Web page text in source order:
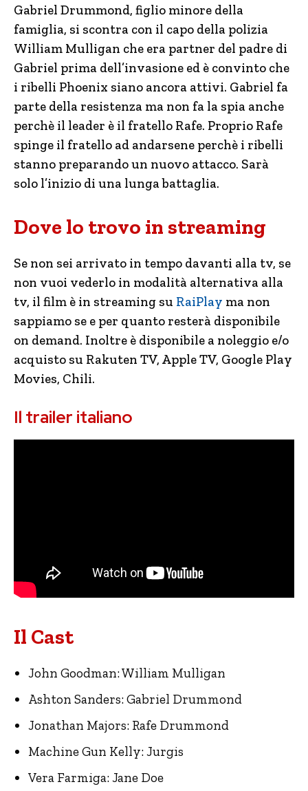
Gabriel Drummond, figlio minore della
famiglia, si scontra con il capo della polizia
William Mulligan che era partner del padre di
Gabriel prima dell’invasione ed è convinto che
i ribelli Phoenix siano ancora attivi. Gabriel fa
parte della resistenza ma non fa la spia anche
perchè il leader è il fratello Rafe. Proprio Rafe
spinge il fratello ad andarsene perchè i ribelli
stanno preparando un nuovo attacco. Sarà
solo l’inizio di una lunga battaglia.
Dove lo trovo in streaming
Se non sei arrivato in tempo davanti alla tv, se
non vuoi vederlo in modalità alternativa alla
tv, il film è in streaming su RaiPlay ma non
sappiamo se e per quanto resterà disponibile
on demand. Inoltre è disponibile a noleggio e/o
acquisto su Rakuten TV, Apple TV, Google Play
Movies, Chili.
Il trailer italiano
Il Cast
John Goodman: William Mulligan
Ashton Sanders: Gabriel Drummond
Jonathan Majors: Rafe Drummond
Machine Gun Kelly: Jurgis
Vera Farmiga: Jane Doe